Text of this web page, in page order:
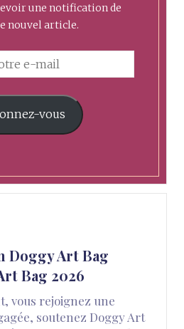
une notification de
nouvel article.
vous
Doggy Art Bag
Bag 2026
vous rejoignez une
soutenez Doggy Art